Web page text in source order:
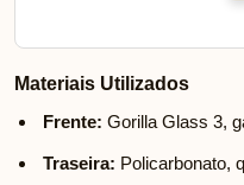
Materiais Utilizados
Frente: Gorilla Glass 3,
Traseira: Policarbonato,